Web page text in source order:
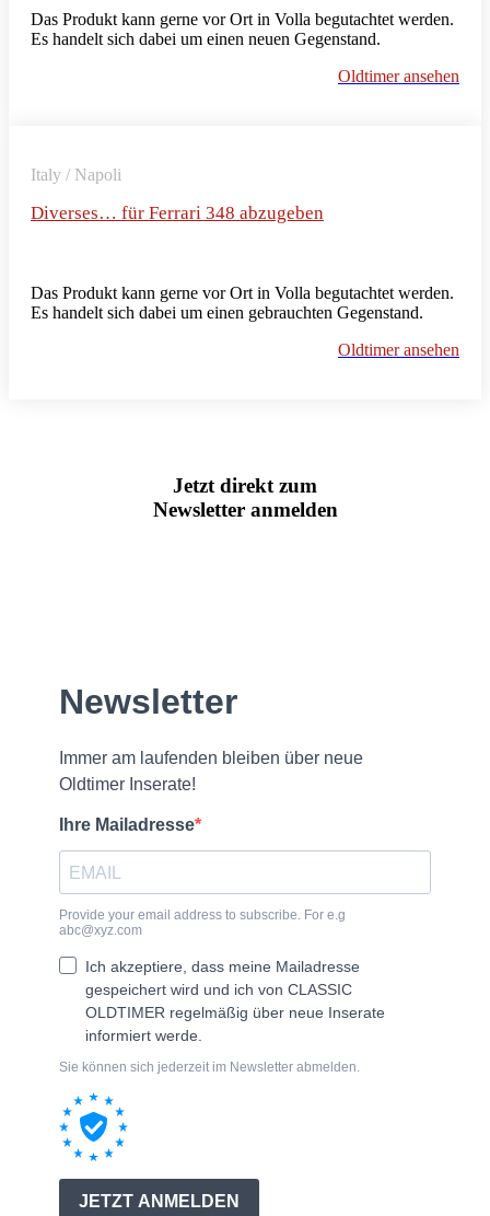
Das Produkt kann gerne vor Ort in Volla begutachtet werden.
Es handelt sich dabei um einen neuen Gegenstand.
Oldtimer ansehen
Italy / Napoli
Diverses… für Ferrari 348 abzugeben
Das Produkt kann gerne vor Ort in Volla begutachtet werden.
Es handelt sich dabei um einen gebrauchten Gegenstand.
Oldtimer ansehen
Jetzt direkt zum
Newsletter anmelden